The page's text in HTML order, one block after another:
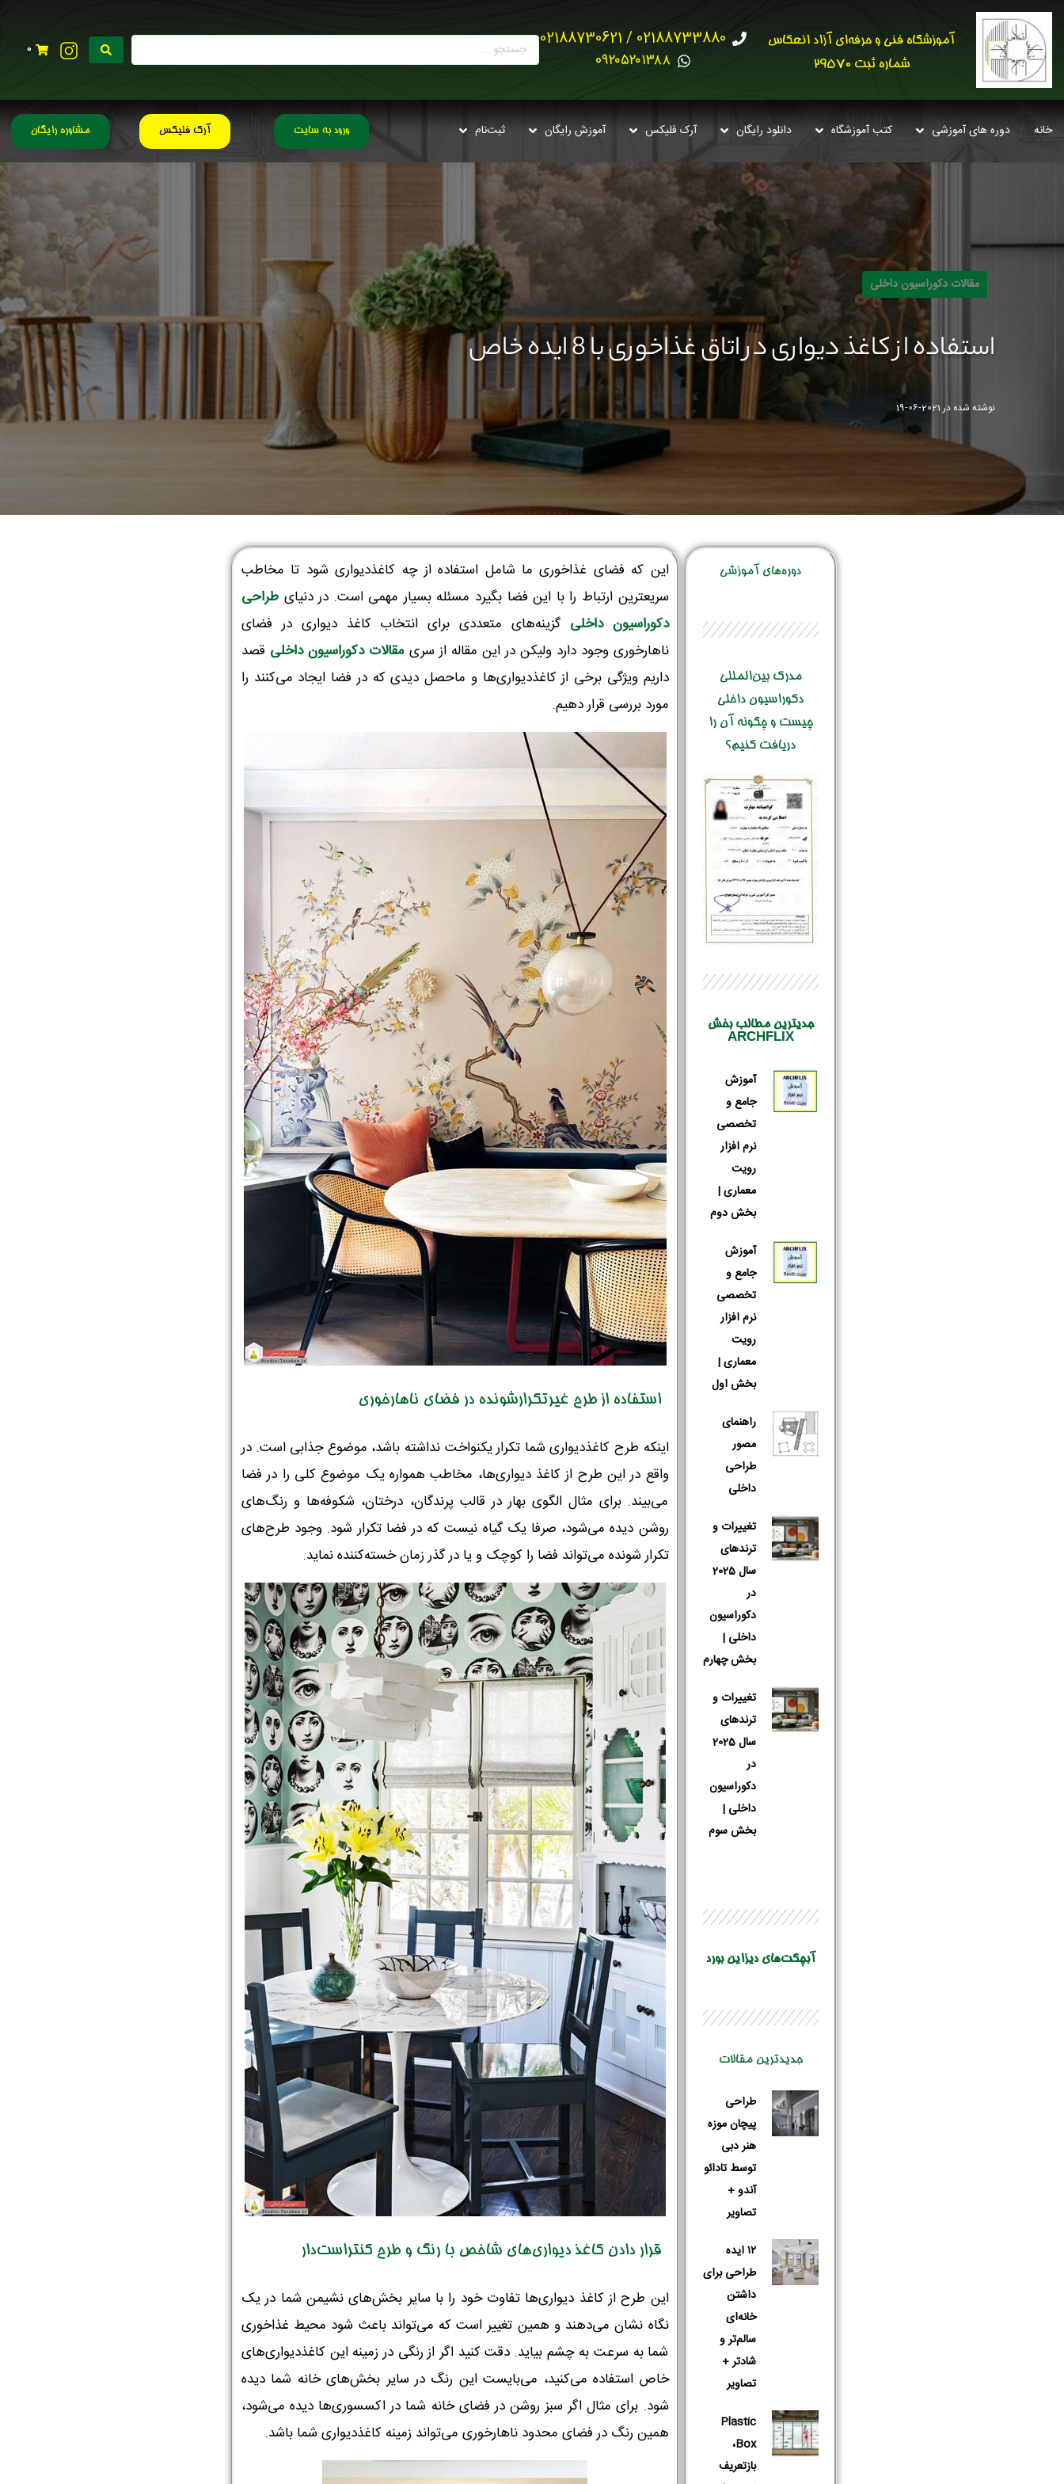
آموزشگاه فنی و حرفه‌ای آزاد انعکاس
شماره ثبت 29570
02188733880 / 02188730621
0۹۲۰۵۲۰۱۳۸۸
0
خانه دوره های آموزشی کتب آموزشگاه دانلود رایگان آرک فلیکس آموزش رایگان ثبت‌نام ورود به سایت آرک فلیکس مشاوره رایگان
مقالات دکوراسیون داخلی
استفاده از کاغذ دیواری در اتاق غذاخوری با 8 ایده خاص
نوشته شده در 2021-06-19
دوره‌‌های آموزشی
مدرک بین‌المللی
دکوراسیون داخلی
چیست و چگونه آن را
دریافت کنیم؟
جدیترین مطالب بخش
ARCHFLIX
آموزش
جامع و
تخصصی
نرم افزار
رویت
معماری |
بخش دوم
آموزش
جامع و
تخصصی
نرم افزار
رویت
معماری |
بخش اول
راهنمای
مصور
طراحی
داخلی
تغییرات و
ترندهای
سال 2025
در
دکوراسیون
داخلی |
بخش چهارم
تغییرات و
ترندهای
سال 2025
در
دکوراسیون
داخلی |
بخش سوم
آبچکت‌های دیزاین بورد
جدیدترین مقالات
طراحی
پیچان موزه
هنر دبی
توسط تادائو
آندو +
تصاویر
۱۲ ایده
طراحی برای
داشتن
خانه‌ای
سالم‌تر و
شادتر +
تصاویر
Plastic
Box،
بازتعریف
این که فضای غذاخوری ما شامل استفاده از چه کاغذدیواری شود تا مخاطب
سریعترین ارتباط را با این فضا بگیرد مسئله بسیار مهمی است. در دنیای طراحی
دکوراسیون داخلی گزینه‌های متعددی برای انتخاب کاغذ دیواری در فضای
ناهارخوری وجود دارد ولیکن در این مقاله از سریمقالات دکوراسیون داخلی قصد
داریم ویژگی برخی از کاغذ‌دیواری‌ها و ماحصل دیدی که در فضا ایجاد می‌کنند را
مورد بررسی قرار دهیم.
استفاده از طرح غیرتکرارشونده در فضای ناهارخوری
اینکه طرح کاغذ‌دیواری شما تکرار یکنواخت نداشته باشد، موضوع جذابی است. در
واقع در این طرح از کاغذ دیواری‌ها، مخاطب همواره یک موضوع کلی را در فضا
می‌بیند. برای مثال الگوی بهار در قالب پرندگان، درختان، شکوفه‌ها و رنگ‌های
روشن دیده می‌شود، صرفا یک گیاه نیست که در فضا تکرار شود. وجود طرح‌های
تکرار شونده می‌تواند فضا را کوچک و یا در گذر زمان خسته‌کننده نماید.
قرار دادن کاغذ دیواری‌های شاخص با رنگ و طرح کنتراست‌دار
این طرح از کاغذ دیواری‌ها تفاوت خود را با سایر بخش‌های نشیمن شما در یک
نگاه نشان می‌دهند و همین تغییر است که می‌تواند باعث شود محیط غذاخوری
شما به سرعت به چشم بیاید. دقت کنید اگر از رنگی در زمینه این کاغذ‌دیواری‌های
خاص استفاده می‌کنید، می‌بایست این رنگ در سایر بخش‌های خانه شما دیده
شود. برای مثال اگر سبز روشن در فضای خانه شما در اکسسوری‌ها دیده می‌شود،
همین رنگ در فضای محدود ناهارخوری می‌تواند زمینه کاغذدیواری شما باشد.
نام و نام خانوادگی : * تلفن همراه : شماره واتس‌اپ : *